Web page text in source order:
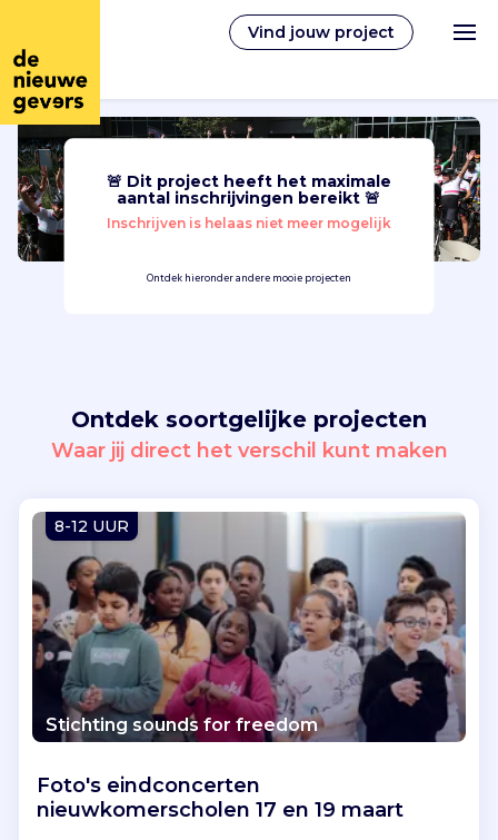
Vind jouw project
Nederlands
Vrijwilligerswerk
Vind jouw project
Inloggen
🚨 Dit project heeft het maximale
aantal inschrijvingen bereikt 🚨
Inschrijven is helaas niet meer mogelijk
Ontdek hieronder andere mooie projecten
Ontdek soortgelijke projecten
Waar jij direct het verschil kunt maken
8-12 UUR
Stichting sounds for freedom
Foto's eindconcerten
nieuwkomerscholen 17 en 19 maart